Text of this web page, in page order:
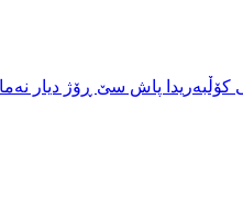
کۆڵبەریدا پاش سێ ڕۆژ دیار
هەورامان
هێزەکانی هەنگی سنوور لە